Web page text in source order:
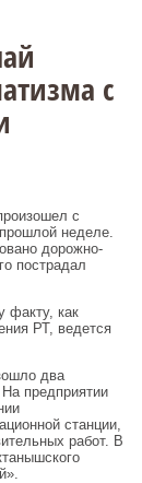
с
с
неделе.
дорожно-
пострадал
факту, как
РТ, ведется
два
предприятии
станции,
работ. В